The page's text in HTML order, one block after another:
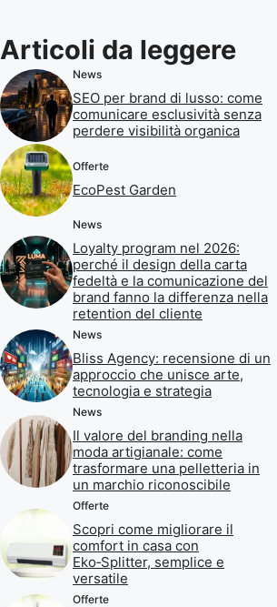
Articoli da leggere
News
SEO per brand di lusso: come
comunicare esclusività senza
perdere visibilità organica
Offerte
EcoPest Garden
News
Loyalty program nel 2026:
perché il design della carta
fedeltà e la comunicazione del
brand fanno la differenza nella
retention del cliente
News
Bliss Agency: recensione di un
approccio che unisce arte,
tecnologia e strategia
News
Il valore del branding nella
moda artigianale: come
trasformare una pelletteria in
un marchio riconoscibile
Offerte
Scopri come migliorare il
comfort in casa con
Eko‑Splitter, semplice e
versatile
Offerte